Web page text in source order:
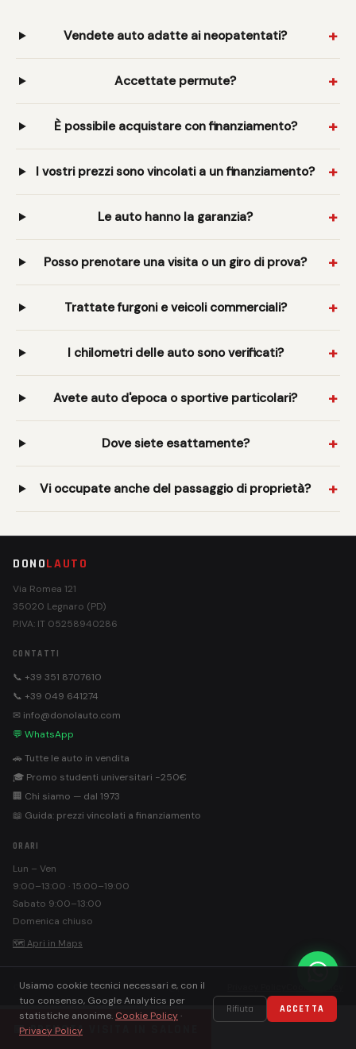
Usiamo cookie tecnici necessari e, con il
tuo consenso, Google Analytics per
statistiche anonime. Cookie Policy·
Privacy Policy
Rifiuta ACCETTA
Vendete auto adatte ai neopatentati?
Accettate permute?
È possibile acquistare con finanziamento?
I vostri prezzi sono vincolati a un finanziamento?
Le auto hanno la garanzia?
Posso prenotare una visita o un giro di prova?
Trattate furgoni e veicoli commerciali?
I chilometri delle auto sono verificati?
Avete auto d'epoca o sportive particolari?
Dove siete esattamente?
Vi occupate anche del passaggio di proprietà?
DONOLAUTO
Via Romea 121
35020 Legnaro (PD)
P.IVA: IT 05258940286
CONTATTI
📞 +39 351 8707610
📞 +39 049 641274
✉ info@donolauto.com
💬 WhatsApp
🚗 Tutte le auto in vendita
🎓 Promo studenti universitari −250€
🏢 Chi siamo — dal 1973
📖 Guida: prezzi vincolati a finanziamento
ORARI
Lun – Ven
9:00–13:00 · 15:00–19:00
Sabato 9:00–13:00
Domenica chiuso
🗺 Apri in Maps
©Donolauto S.r.l. · PEC: donolautosrl@pec.it
📅 PRENOTA VISITA IN SALONE